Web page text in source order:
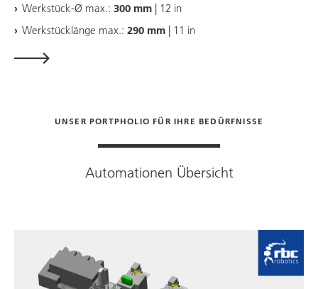
Werkstück-Ø max.: 300 mm | 12 in
Werkstücklänge max.: 290 mm | 11 in
UNSER PORTPHOLIO FÜR IHRE BEDÜRFNISSE
Automationen Übersicht